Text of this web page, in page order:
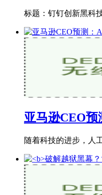
标题：钉钉创新黑科
亚马逊CEO预
随着科技的进步，人